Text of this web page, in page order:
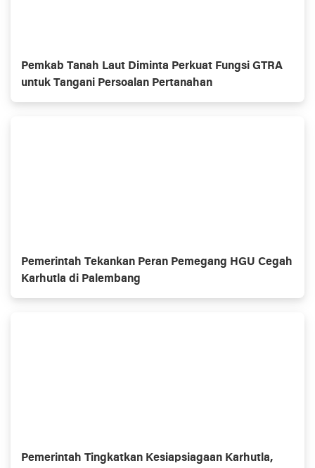
Pemkab Tanah Laut Diminta Perkuat Fungsi GTRA
untuk Tangani Persoalan Pertanahan
Pemerintah Tekankan Peran Pemegang HGU Cegah
Karhutla di Palembang
Pemerintah Tingkatkan Kesiapsiagaan Karhutla,